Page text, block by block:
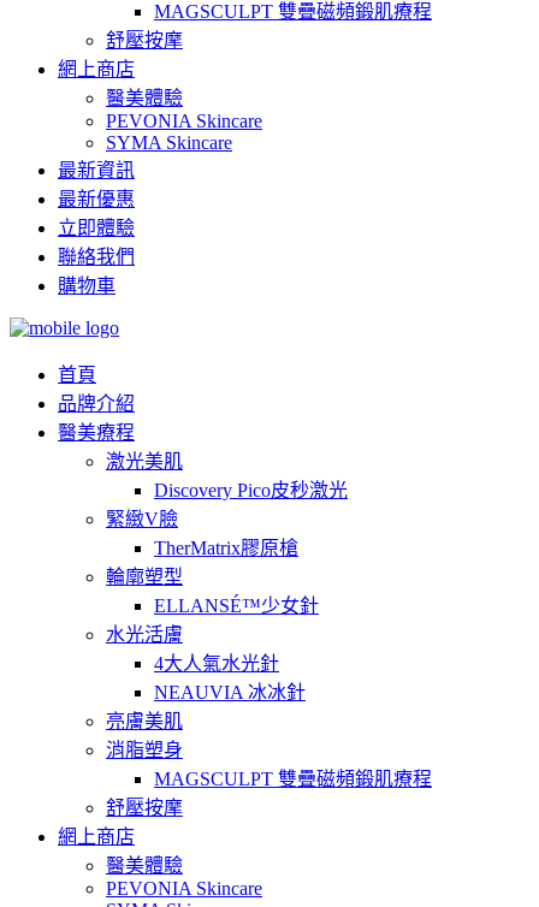
MAGSCULPT 雙疊磁頻鍛肌療程
舒壓按摩
網上商店
醫美體驗
PEVONIA Skincare
SYMA Skincare
最新資訊
最新優惠
立即體驗
聯絡我們
購物車
首頁
品牌介紹
醫美療程
激光美肌
Discovery Pico皮秒激光
緊緻V臉
TherMatrix膠原槍
輪廓塑型
ELLANSÉ™少女針
水光活膚
4大人氣水光針
NEAUVIA 冰冰針
亮膚美肌
消脂塑身
MAGSCULPT 雙疊磁頻鍛肌療程
舒壓按摩
網上商店
醫美體驗
PEVONIA Skincare